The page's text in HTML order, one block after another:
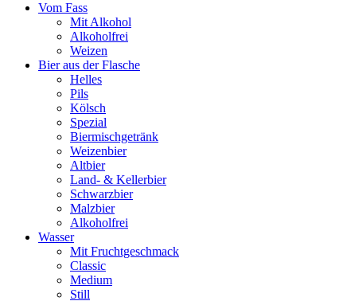
Vom Fass
Mit Alkohol
Alkoholfrei
Weizen
Bier aus der Flasche
Helles
Pils
Kölsch
Spezial
Biermischgetränk
Weizenbier
Altbier
Land- & Kellerbier
Schwarzbier
Malzbier
Alkoholfrei
Wasser
Mit Fruchtgeschmack
Classic
Medium
Still